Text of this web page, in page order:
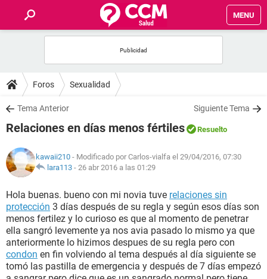
MENU
FOROS
SALUD
NUTRICIÓN
BIENESTAR
SEXUALIDAD
GLOSARIO
Foros Sexualidad
Tema Anterior Siguiente Tema
Relaciones en días menos fértiles Resuelto
kawaii210 - Modificado por Carlos-vialfa el 29/04/2016, 07:30
lara113 - 26 abr 2016 a las 01:29
Hola buenas. bueno con mi novia tuve relaciones sin
protección 3 días después de su regla y según esos días son
menos fertilez y lo curioso es que al momento de penetrar
ella sangró levemente ya nos avia pasado lo mismo ya que
anteriormente lo hizimos despues de su regla pero con
condon en fin volviendo al tema después al día siguiente se
tomó las pastilla de emergencia y después de 7 días empezó